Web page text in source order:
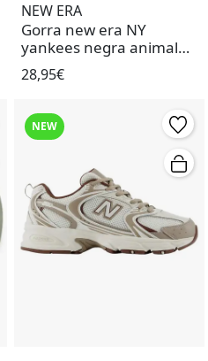
NEW ERA
Gorra new era NY
yankees negra animal
print de mujer.
28,95€
NEW